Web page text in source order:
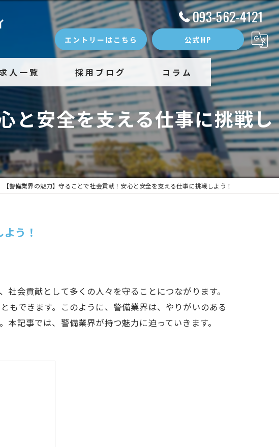
093-562-4121
エントリーはこちら 公式HP
人一覧 採用ブログ コラム
と安全を支える仕事に挑戦し
【警備業界の魅力】守ることで社会貢献！安心と安全を支える仕事に挑戦しよう！
う！
会貢献として多くの人々を守ることにつながります。
もできます。このように、警備業界は、やりがいのある
記事では、警備業界が持つ魅力に迫っていきます。